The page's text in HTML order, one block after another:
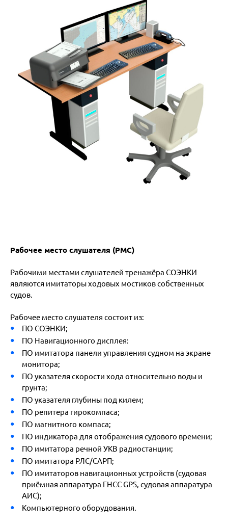
Рабочее место слушателя (РМС)
Рабочими местами слушателей тренажёра СОЭНКИ
являются имитаторы ходовых мостиков собственных
судов.
Рабочее место слушателя состоит из:
ПО СОЭНКИ;
ПО Навигационного дисплея:
ПО имитатора панели управления судном на экране
монитора;
ПО указателя скорости хода относительно воды и
грунта;
ПО указателя глубины под килем;
ПО репитера гирокомпаса;
ПО магнитного компаса;
ПО индикатора для отображения судового времени;
ПО имитатора речной УКВ радиостанции;
ПО имитатора РЛС/САРП;
ПО имитаторов навигационных устройств (судовая
приёмная аппаратура ГНСС GPS, судовая аппаратура
АИС);
Компьютерного оборудования.